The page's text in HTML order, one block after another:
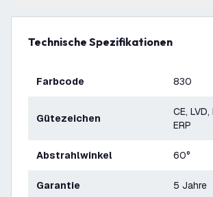
Technische Spezifikationen
Farbcode 830
Gütezeichen
CE, LVD,
ERP
Abstrahlwinkel 60°
Garantie 5 Jahre